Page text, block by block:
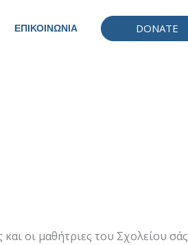
ΕΠΙΚΟΙΝΩΝΙΑ DONATE
οι μαθήτριες του Σχολείου σάς